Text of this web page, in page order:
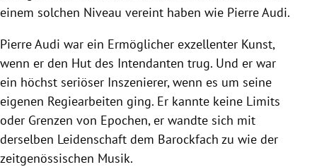
einem solchen Niveau vereint haben wie Pierre Audi.
Pierre Audi war ein Ermöglicher exzellenter Kunst,
wenn er den Hut des Intendanten trug. Und er war
ein höchst seriöser Inszenierer, wenn es um seine
eigenen Regiearbeiten ging. Er kannte keine Limits
oder Grenzen von Epochen, er wandte sich mit
derselben Leidenschaft dem Barockfach zu wie der
zeitgenössischen Musik.